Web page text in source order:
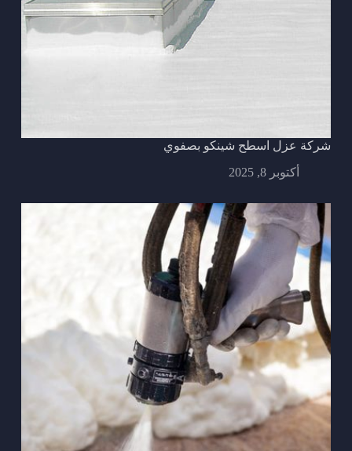
شركة عزل اسطح شينكو بصفوي
أكتوبر 8, 2025